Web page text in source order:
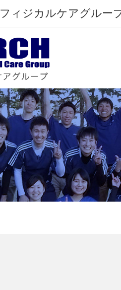
ィジカルケアグルー
TOP
本物の治療家